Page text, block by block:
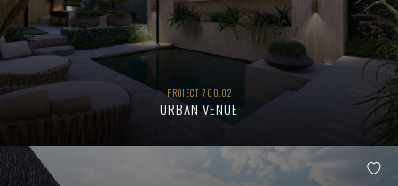
PROJECT 700.02
URBAN VENUE